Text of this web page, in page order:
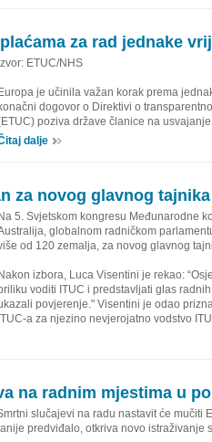
za rad jednake
Izvor: ETUC/NHS
Europa je učinila važan korak prema
konačni dogovor o Direktivi o
poziva države članice na
dalje
za novog glavnog tajnika
Na 5. Svjetskom kongresu Međunarodne
globalnom radničkom
od 120 zemalja, za novog glavnog
Nakon izbora, Luca Visentini je rekao:
voditi ITUC i predstavljati glas
povjerenje." Visentini je odao
ITUC-a za njezino nevjerojatno vodstvo
na radnim mjestima u
slučajevi na radu nastavit će mučiti
predviđalo, otkriva novo istraživanje